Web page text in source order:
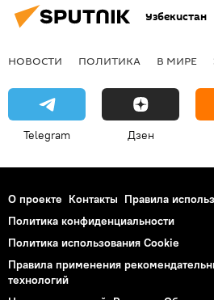
Узбекистан
НОВОСТИ ПОЛИТИКА В МИРЕ
Telegram Дзен
О проекте Контакты Правила
Политика конфиденциальности
Политика использования Cookie
Правила применения
технологий